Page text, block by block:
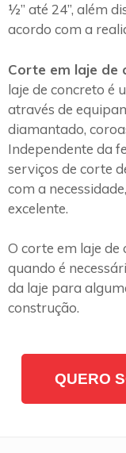
½” até 24”, além
acordo com a
Corte em laje de
laje de concreto é
através de
diamantado,
Independente da
serviços de corte
com a
excelente.
O corte em laje
quando é
da laje para
construção.
QUERO